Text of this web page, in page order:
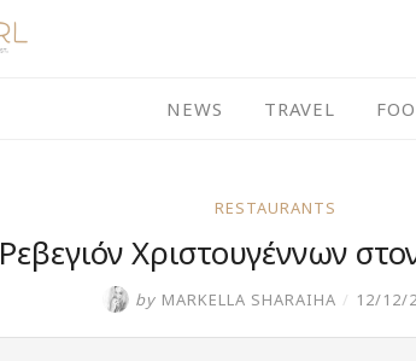
NEWS TRAVEL
RESTAURANTS
Ρεβεγιόν Χριστουγέννων
by MARKELLA SHARAIHA / 12/12/